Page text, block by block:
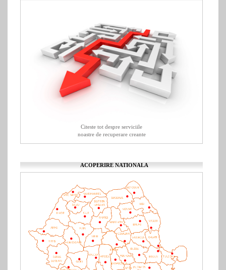
Citeste tot despre serviciile
noastre de recuperare creante
ACOPERIRE NATIONALA